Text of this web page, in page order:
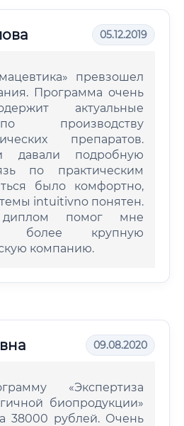
05.12.2019
превзошел
Программа очень
актуальные
производству
препаратов.
давали подробную
по практическим
было комфортно,
intuitivno понятен.
диплом помог мне
более крупную
компанию.
09.08.2020
«Экспертиза
биопродукции»
38000 рублей. Очень